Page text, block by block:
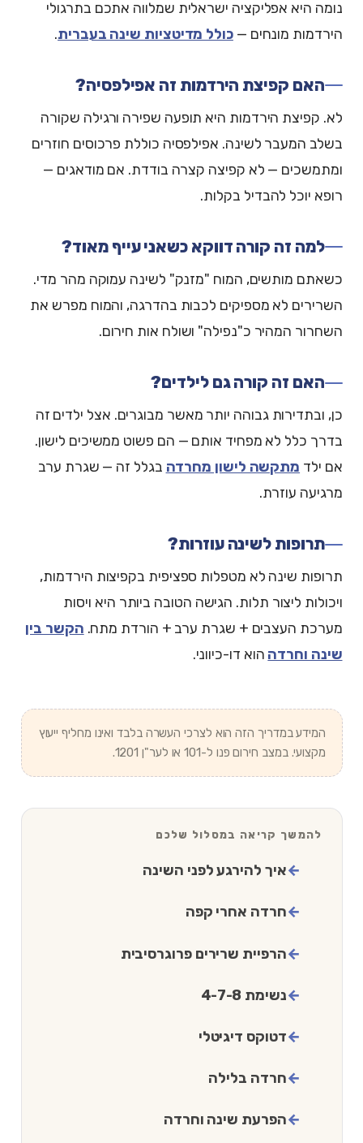
נומה היא אפליקציה ישראלית שמלווה אתכם בתרגולי
הירדמות מונחים —כולל מדיטציות שינה בעברית.
האם קפיצת הירדמות זה אפילפסיה?
לא. קפיצת הירדמות היא תופעה שפירה ורגילה שקורה
בשלב המעבר לשינה. אפילפסיה כוללת פרכוסים חוזרים
ומתמשכים — לא קפיצה קצרה בודדת. אם מודאגים —
רופא יוכל להבדיל בקלות.
למה זה קורה דווקא כשאני עייף מאוד?
כשאתם מותשים, המוח "מזנק" לשינה עמוקה מהר מדי.
השרירים לא מספיקים לכבות בהדרגה, והמוח מפרש את
השחרור המהיר כ"נפילה" ושולח אות חירום.
האם זה קורה גם לילדים?
כן, ובתדירות גבוהה יותר מאשר מבוגרים. אצל ילדים זה
בדרך כלל לא מפחיד אותם — הם פשוט ממשיכים לישון.
אם ילד מתקשה לישון מחרדה בגלל זה — שגרת ערב
מרגיעה עוזרת.
תרופות לשינה עוזרות?
תרופות שינה לא מטפלות ספציפית בקפיצות הירדמות,
ויכולות ליצור תלות. הגישה הטובה ביותר היא ויסות
מערכת העצבים + שגרת ערב + הורדת מתח. הקשר בין
שינה וחרדה הוא דו-כיווני.
המידע במדריך הזה הוא לצרכי העשרה בלבד ואינו מחליף ייעוץ
מקצועי. במצב חירום פנו ל-101 או לער"ן 1201.
להמשך קריאה במסלול שלכם
איך להירגע לפני השינה
חרדה אחרי קפה
הרפיית שרירים פרוגרסיבית
נשימת 4-7-8
דטוקס דיגיטלי
חרדה בלילה
הפרעת שינה וחרדה